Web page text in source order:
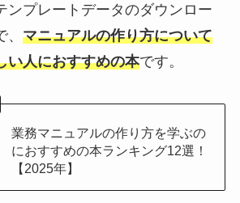
ンプレートデータのダウンロー
マニュアルの作り方について
い人におすすめの本です。
業務マニュアルの作り方を学ぶの
におすすめの本ランキング12選！
【2025年】